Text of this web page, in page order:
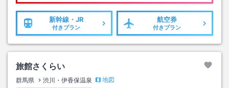
新幹線・JR
付きプラン
航空券
付きプラン
旅館さくらい
群馬県 渋川・伊香保温泉
地図